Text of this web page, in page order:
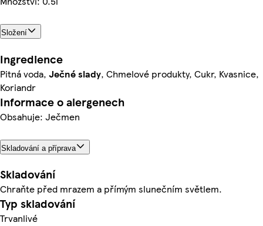
Složení
Ingredience
Pitná voda, Ječné slady, Chmelové produkty, Cukr, Kvasnice,
Koriandr
Informace o alergenech
Obsahuje: Ječmen
Skladování a příprava
Skladování
Chraňte před mrazem a přímým slunečním světlem.
Typ skladování
Trvanlivé